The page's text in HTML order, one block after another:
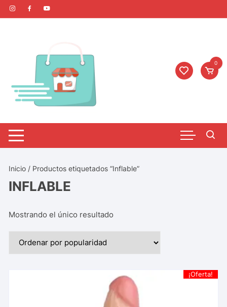
0
Inicio / Productos etiquetados “Inflable”
INFLABLE
Mostrando el único resultado
¡Oferta!